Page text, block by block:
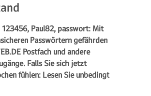
123456, Paul82, passwort: Mit
Passwörtern gefährden
Postfach und andere
Falls Sie sich jetzt
fühlen: Lesen Sie unbedingt